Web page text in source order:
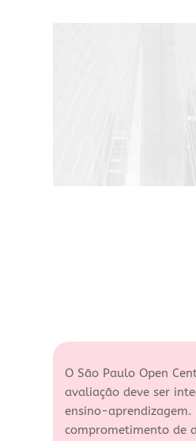
O São Paulo Open
avaliação deve ser
ensino-
comprometimento de